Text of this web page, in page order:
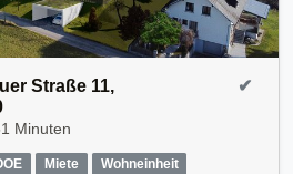
Straße 11,
Minuten
Miete Wohneinheit
✔